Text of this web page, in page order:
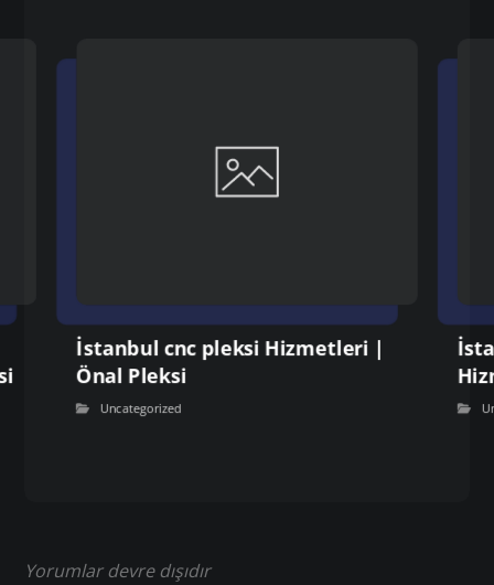
İstanbul cnc pleksi Hizmetleri |
Önal Pleksi
Uncategorized
Yorumlar devre dışıdır